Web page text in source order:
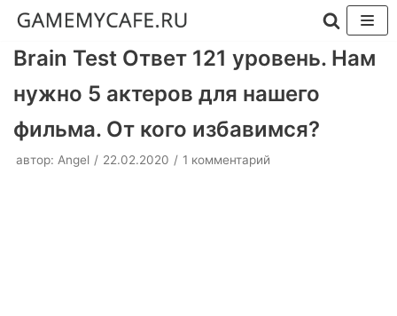
Перейти
содержимому
Brain Test Ответ 121 уровень. Нам
нужно 5 актеров для нашего
фильма. От кого избавимся?
автор: Angel 22.02.2020 1 комментарий